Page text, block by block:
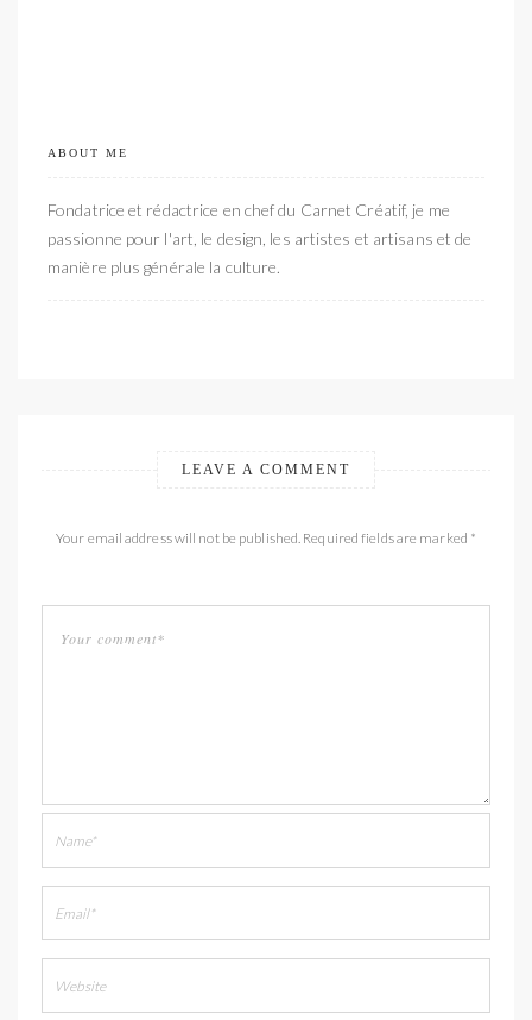
ABOUT ME
Fondatrice et rédactrice en chef du Carnet Créatif, je me
passionne pour l'art, le design, les artistes et artisans et de
manière plus générale la culture.
LEAVE A COMMENT
Your email address will not be published. Required fields are marked *